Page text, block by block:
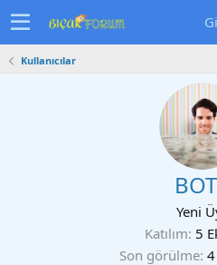
Kullanıcılar
Yeni
Katılım 5
Son görülme